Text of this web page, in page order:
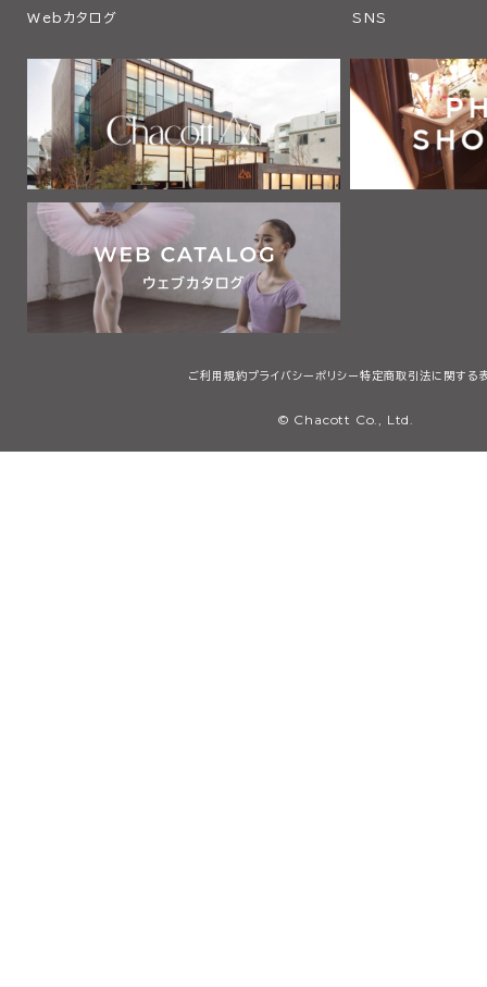
Webカタログ SNS
ご利用規約プライバシーポリシー 特定商取引法に関する
© Chacott Co., Ltd.